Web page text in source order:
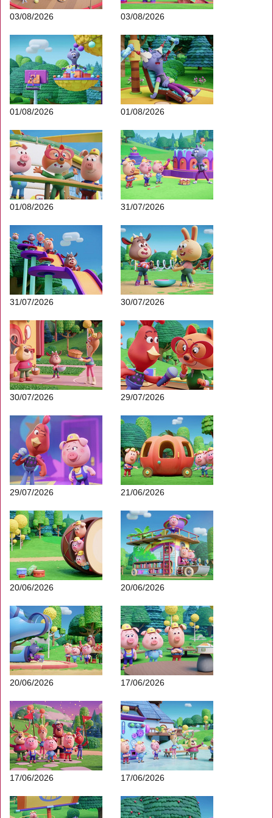
03/08/2026 03/08/2026
01/08/2026 01/08/2026
01/08/2026 31/07/2026
31/07/2026 30/07/2026
30/07/2026 29/07/2026
29/07/2026 21/06/2026
20/06/2026 20/06/2026
20/06/2026 17/06/2026
17/06/2026 17/06/2026